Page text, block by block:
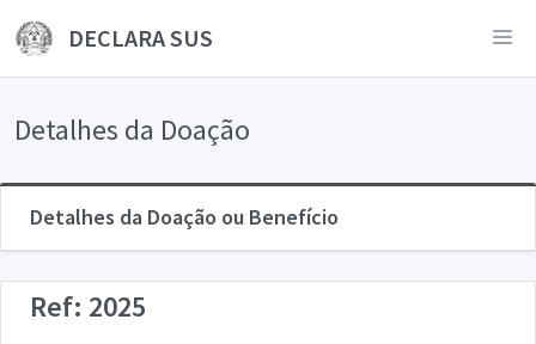
DECLARA SUS
Detalhes da Doação
Detalhes da Doação ou Benefício
Ref: 2025